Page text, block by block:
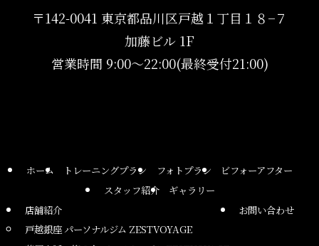
〒142-0041 東京都品川区戸越１丁目１８−７
加藤ビル 1F
営業時間 9:00〜22:00(最終受付21:00)
ホーム トレーニングプラン フォトプラン
ビフォーアフター
スタッフ紹介
ギャラリー
店舗紹介
戸越銀座 パーソナルジム ZESTVOYAGE
お問い合わせ